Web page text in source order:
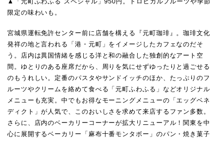
限定の味わいも。
宮城県運転免許センター前に店舗を構える『元町珈琲』。珈琲文化
発祥の地と言われる「港・元町」をイメージしたカフェなのだそ
う。店内は異国情緒を感じる洋と和の融合した独創的なアート空
間。ゆとりのある座席だから、周りを気にせずゆったりと過ごせる
のもうれしい。定番のパスタやサンドイッチのほか、たっぷりのフ
ルーツやクリームを絡めて食べる「元町ふわふる」などオリジナル
メニューも充実。中でもお得なモーニングメニューの「エッグベネ
ディクト」が人気で、このおいしさを求めて来店するファン多数。
さらに、店内のベーカリーコーナーが拡大リニューアル！関東を中
心に展開するベーカリー「麻布十番モンタボー」のパン・焼き菓子